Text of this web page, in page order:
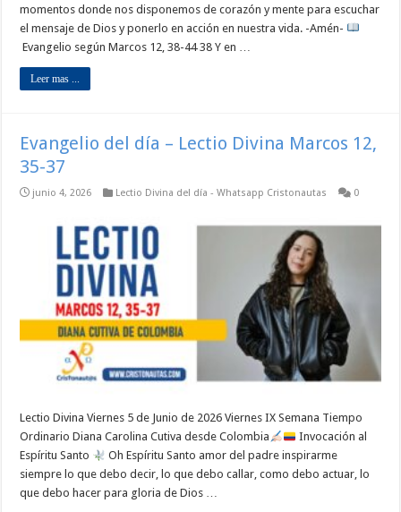
momentos donde nos disponemos de corazón y mente para escuchar
el mensaje de Dios y ponerlo en acción en nuestra vida. -Amén-
Evangelio según Marcos 12, 38-44 38 Y en …
Leer mas ...
Evangelio del día – Lectio Divina Marcos 12,
35-37
junio 4, 2026 Lectio Divina del día - Whatsapp Cristonautas 0
Lectio Divina Viernes 5 de Junio de 2026 Viernes IX Semana Tiempo
Ordinario Diana Carolina Cutiva desde Colombia
Invocación al
Espíritu Santo
Oh Espíritu Santo amor del padre inspirarme
siempre lo que debo decir, lo que debo callar, como debo actuar, lo
que debo hacer para gloria de Dios …